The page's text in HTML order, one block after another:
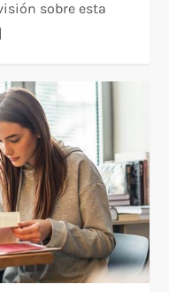
sobre esta